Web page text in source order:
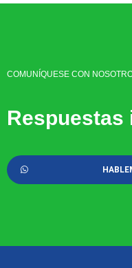
COMUNÍQUESE CON
Respuestas